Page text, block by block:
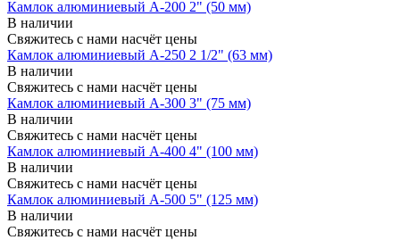
Камлок алюминиевый A-200 2" (50 мм)
В наличии
Свяжитесь с нами насчёт цены
Камлок алюминиевый A-250 2 1/2" (63 мм)
В наличии
Свяжитесь с нами насчёт цены
Камлок алюминиевый A-300 3" (75 мм)
В наличии
Свяжитесь с нами насчёт цены
Камлок алюминиевый A-400 4" (100 мм)
В наличии
Свяжитесь с нами насчёт цены
Камлок алюминиевый A-500 5" (125 мм)
В наличии
Свяжитесь с нами насчёт цены